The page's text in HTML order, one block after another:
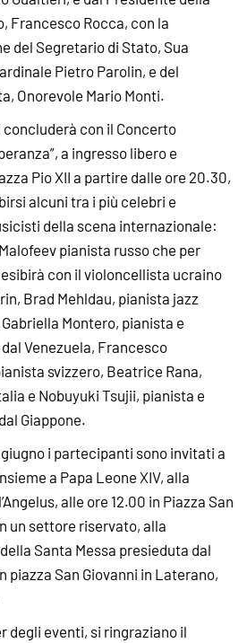
Francesco Rocca, con la
del Segretario di Stato, Sua
Pietro Parolin, e del
Onorevole Mario Monti.
con il Concerto
a ingresso libero e
Pio XII a partire dalle ore 20.30,
alcuni tra i più celebri e
della scena internazionale:
pianista russo che per
esibirà con il violoncellista ucraino
Brad Mehldau, pianista jazz
Montero, pianista e
Venezuela, Francesco
svizzero, Beatrice Rana,
e Nobuyuki Tsujii, pianista e
Giappone.
i partecipanti sono invitati a
a Papa Leone XIV, alla
alle ore 12.00 in Piazza San
un settore riservato, alla
Santa Messa presieduta dal
piazza San Giovanni in Laterano,
degli eventi, si ringraziano il